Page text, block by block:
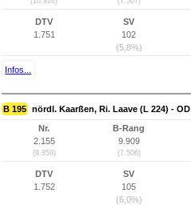
DTV
1.751
SV
102
(5,8%)
Infos...
B 195 nördl. Kaarßen, Ri. Laave (L 224) -
Nr.
2.155
(9.858)
B-Rang
9.909
(7.506)
DTV
1.752
SV
105
(6,0%)